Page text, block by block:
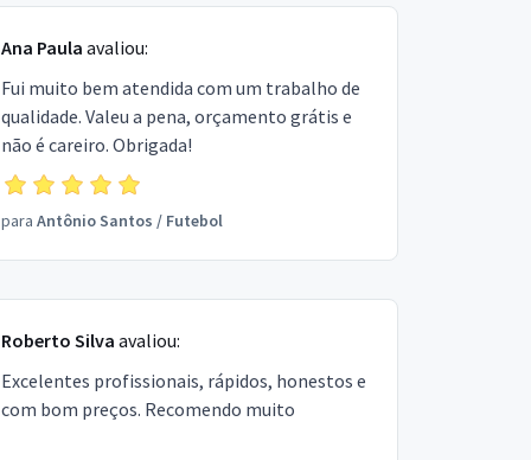
Ana Paula avaliou:
Fui muito bem atendida com um trabalho de
qualidade. Valeu a pena, orçamento grátis e
não é careiro. Obrigada!
para Antônio Santos / Futebol
Roberto Silva avaliou:
Excelentes profissionais, rápidos, honestos e
com bom preços. Recomendo muito